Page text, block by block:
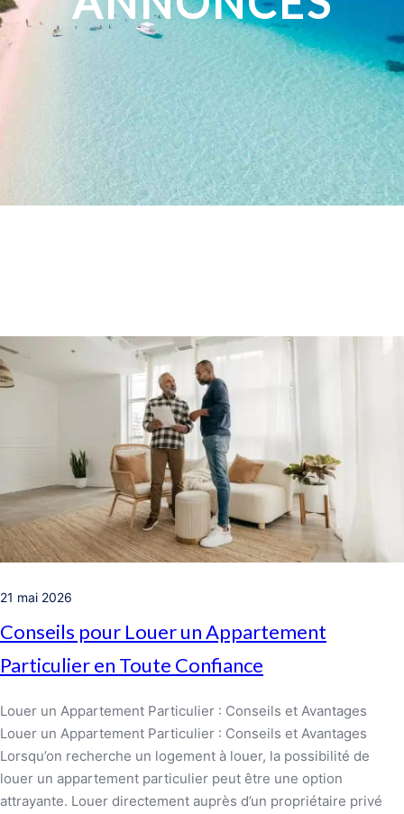
21 mai 2026
Conseils pour Louer un Appartement
Particulier en Toute Confiance
Louer un Appartement Particulier : Conseils et Avantages
Louer un Appartement Particulier : Conseils et Avantages
Lorsqu’on recherche un logement à louer, la possibilité de
louer un appartement particulier peut être une option
attrayante. Louer directement auprès d’un propriétaire privé